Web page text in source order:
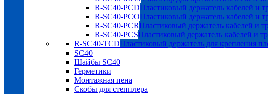
R-SC40-PCDПластиковый держатель кабелей и
R-SC40-PCOПластиковый держатель кабелей и
R-SC40-PCRПластиковый держатель кабелей и
R-SC40-PCSПластиковый держатель кабелей и
R-SC40-TCDПластиковый держатель для крепления
SC40
Шайбы SC40
Герметики
Монтажная пена
Скобы для степплера